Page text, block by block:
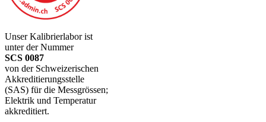
Unser Kalibrierlabor ist
unter der Nummer
SCS 0087
von der Schweizerischen
Akkreditierungsstelle
(SAS) für die Messgrössen;
Elektrik und Temperatur
akkreditiert.